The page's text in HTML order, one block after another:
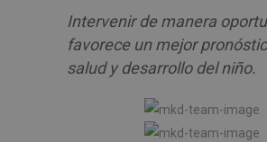
Intervenir de manera
favorece un mejor
salud y desarrollo del niño.